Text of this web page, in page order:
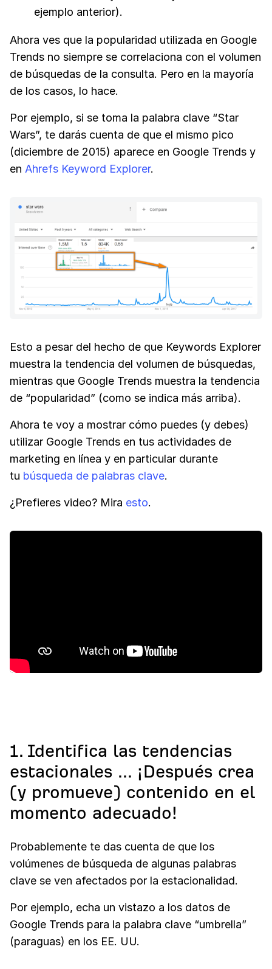
ejemplo anterior).
Ahora ves que la popularidad utilizada en Google
Trends no siempre se correlaciona con el volumen
de búsquedas de la consulta. Pero en la mayoría
de los casos, lo hace.
Por ejemplo, si se toma la palabra clave “Star
Wars”, te darás cuenta de que el mismo pico
(diciembre de 2015) aparece en Google Trends y
en Ahrefs Keyword Explorer.
Esto a pesar del hecho de que Keywords Explorer
muestra la tendencia del volumen de búsquedas,
mientras que Google Trends muestra la tendencia
de “popularidad” (como se indica más arriba).
Ahora te voy a mostrar cómo puedes (y debes)
utilizar Google Trends en tus actividades de
marketing en línea y en particular durante
tu búsqueda de palabras clave.
¿Prefieres video? Mira esto.
1. Identifica las tendencias
estacionales ... ¡Después crea
(y promueve) contenido en el
momento adecuado!
Probablemente te das cuenta de que los
volúmenes de búsqueda de algunas palabras
clave se ven afectados por la estacionalidad.
Por ejemplo, echa un vistazo a los datos de
Google Trends para la palabra clave “umbrella”
(paraguas) en los EE. UU.